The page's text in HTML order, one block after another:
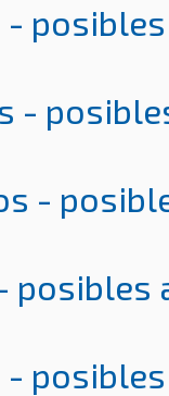
-
-
-
posibles
-